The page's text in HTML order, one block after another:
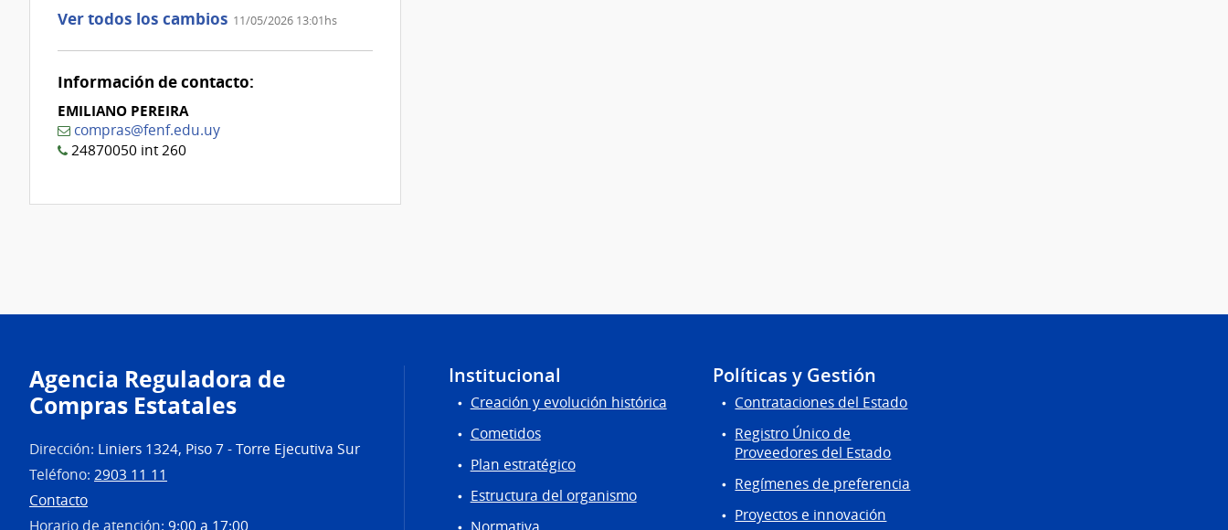
0
Ver todos los cambios 11/05/2026 13:01hs
Información de contacto:
EMILIANO PEREIRA
compras@fenf.edu.uy
24870050 int 260
Agencia Reguladora de
Compras Estatales
Dirección: Liniers 1324, Piso 7 - Torre Ejecutiva Sur
Teléfono: 2903 11 11
Contacto
Horario de atención: 9:00 a 17:00
Institucional
Creación y evolución histórica
Cometidos
Plan estratégico
Estructura del organismo
Políticas y Gestión
Contrataciones del Estado
Registro Único de
Proveedores del Estado
Regímenes de preferencia
Proyectos e innovación